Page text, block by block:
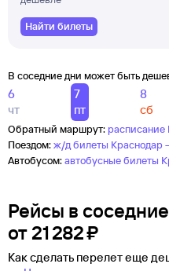
Найти билеты
В соседние дни может быть
6
чт
7
пт
8
сб
Обратный маршрут:
Поездом:ж/д билеты Краснодар
Автобусом:автобусные билеты
Рейсы в
от 21 ⁠282 ⁠₽
Как сделать перелет еще